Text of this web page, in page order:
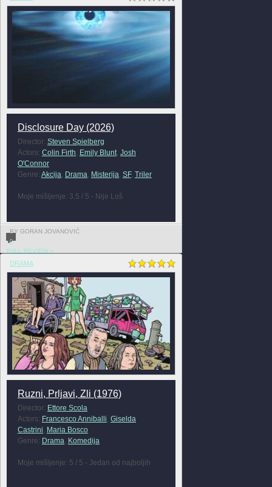
Disclosure Day (2026)
Director: Steven Spielberg
Actors: Colin Firth, Emily Blunt, Josh
O'Connor
Genre: Akcija, Drama, Misterija, SF, Triler
Moje mišljenje: 3.5 / 5 - Nije Loš
BY GORAN JOVANOVIĆ
0
FULL REVIEW »
DRAMA
Ruzni, Prljavi, Zli (1976)
Director: Ettore Scola
Actors: Francesco Anniballi, Giselda
Castrini, Maria Bosco
Genre: Drama, Komedija
Moje mišljenje: 5 / 5 - Jedan od najboljih